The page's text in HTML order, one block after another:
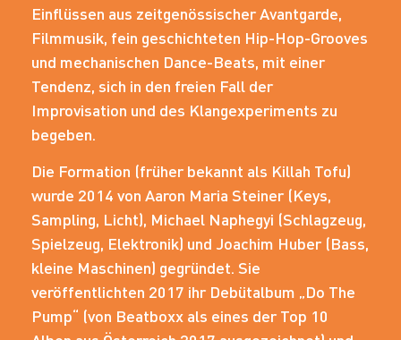
Einflüssen aus zeitgenössischer Avantgarde,
Filmmusik, fein geschichteten Hip-Hop-Grooves
und mechanischen Dance-Beats, mit einer
Tendenz, sich in den freien Fall der
Improvisation und des Klangexperiments zu
begeben.
Die Formation (früher bekannt als Killah Tofu)
wurde 2014 von Aaron Maria Steiner (Keys,
Sampling, Licht), Michael Naphegyi (Schlagzeug,
Spielzeug, Elektronik) und Joachim Huber (Bass,
kleine Maschinen) gegründet. Sie
veröffentlichten 2017 ihr Debütalbum „Do The
Pump“ (von Beatboxx als eines der Top 10